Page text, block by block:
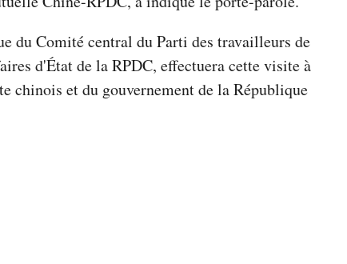
du Comité central du Parti des travailleurs de
d'État de la RPDC, effectuera cette visite à
et du gouvernement de la République